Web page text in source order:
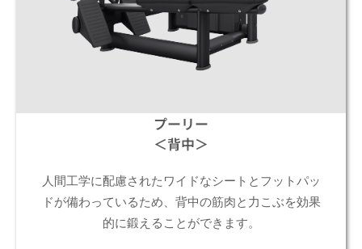
プーリー
＜背中＞
人間工学に配慮されたワイドなシートとフットパッ
ドが備わっているため、背中の筋肉と力こぶを効果
的に鍛えることができます。